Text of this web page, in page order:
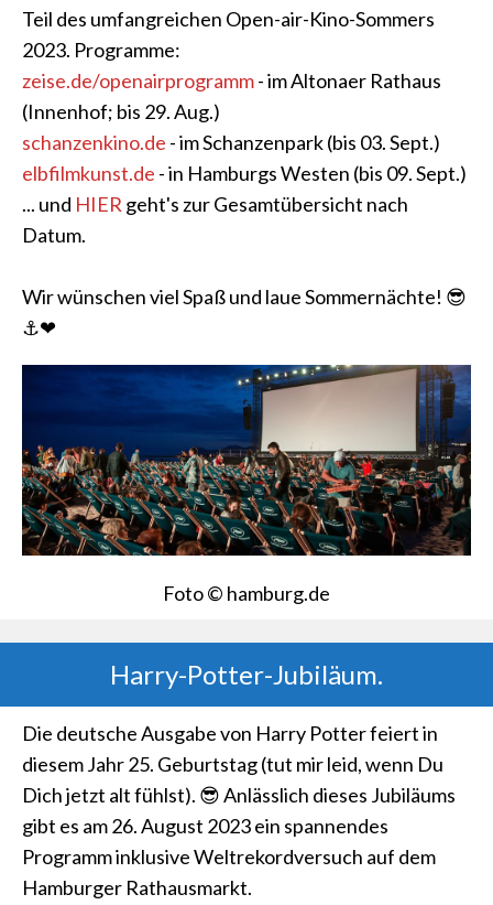
Teil des umfangreichen Open-air-Kino-Sommers
2023. Programme:
zeise.de/openairprogramm- im Altonaer Rathaus
(Innenhof; bis 29. Aug.)
schanzenkino.de - im Schanzenpark (bis 03. Sept.)
elbfilmkunst.de - in Hamburgs Westen (bis 09. Sept.)
... und HIER geht's zur Gesamtübersicht nach
Datum.
Wir wünschen viel Spaß und laue Sommernächte! 😎
⚓❤
Foto © hamburg.de
Harry-Potter-Jubiläum.
Die deutsche Ausgabe von Harry Potter feiert in
diesem Jahr 25. Geburtstag (tut mir leid, wenn Du
Dich jetzt alt fühlst). 😎 Anlässlich dieses Jubiläums
gibt es am 26. August 2023 ein spannendes
Programm inklusive Weltrekordversuch auf dem
Hamburger Rathausmarkt.